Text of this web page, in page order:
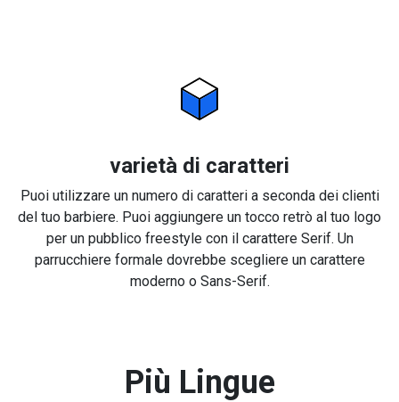
varietà di caratteri
Puoi utilizzare un numero di caratteri a seconda dei clienti
del tuo barbiere. Puoi aggiungere un tocco retrò al tuo logo
per un pubblico freestyle con il carattere Serif. Un
parrucchiere formale dovrebbe scegliere un carattere
moderno o Sans-Serif.
Più Lingue